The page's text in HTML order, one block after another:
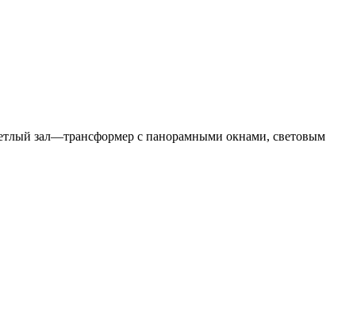
зал—трансформер с панорамными окнами, световым